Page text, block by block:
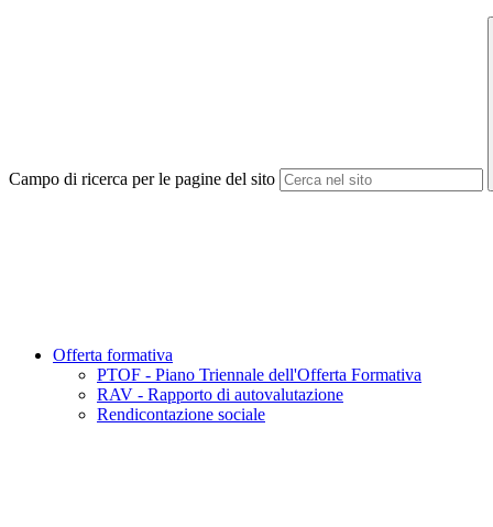
Campo di ricerca per le pagine del sito
Offerta formativa
PTOF - Piano Triennale dell'Offerta Formativa
RAV - Rapporto di autovalutazione
Rendicontazione sociale